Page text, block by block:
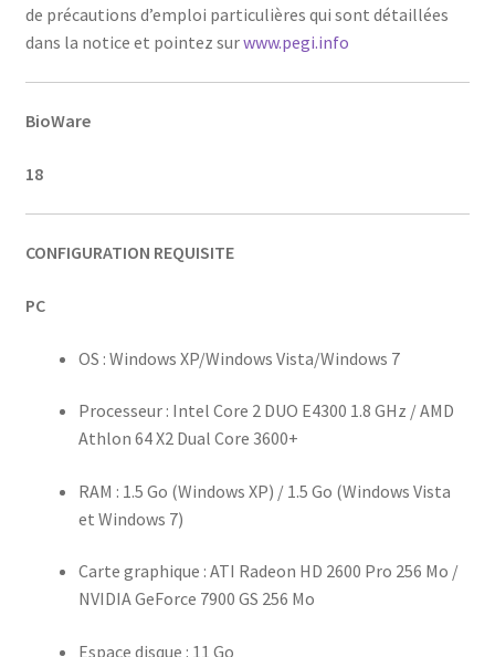
de précautions d’emploi particulières qui sont détaillées
dans la notice et pointez surwww.pegi.info
BioWare
18
CONFIGURATION REQUISITE
PC
OS : Windows XP/Windows Vista/Windows 7
Processeur : Intel Core 2 DUO E4300 1.8 GHz / AMD
Athlon 64 X2 Dual Core 3600+
RAM : 1.5 Go (Windows XP) / 1.5 Go (Windows Vista
et Windows 7)
Carte graphique : ATI Radeon HD 2600 Pro 256 Mo /
NVIDIA GeForce 7900 GS 256 Mo
Espace disque : 11 Go